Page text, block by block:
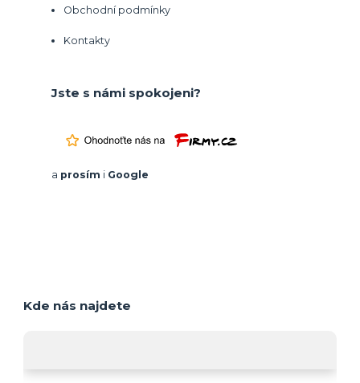
Obchodní podmínky
Kontakty
Jste s námi spokojeni?
a prosím i Google
Kde nás najdete